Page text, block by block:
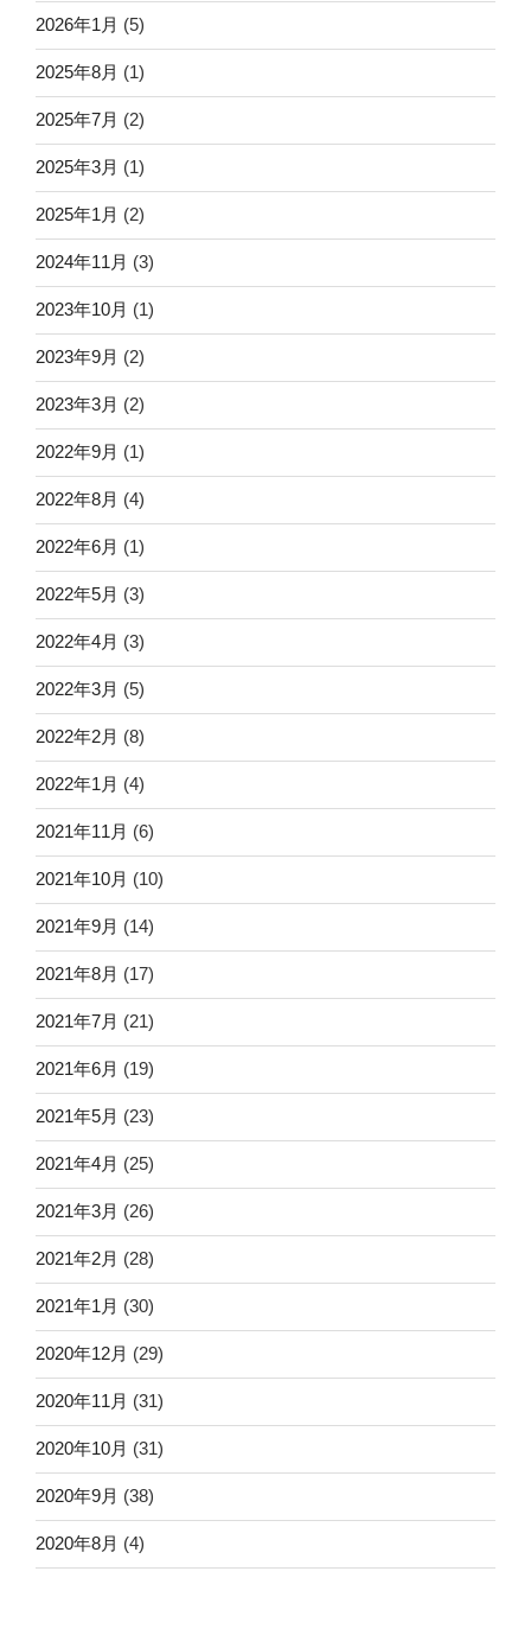
2026年1月 (5)
2025年8月 (1)
2025年7月 (2)
2025年3月 (1)
2025年1月 (2)
2024年11月 (3)
2023年10月 (1)
2023年9月 (2)
2023年3月 (2)
2022年9月 (1)
2022年8月 (4)
2022年6月 (1)
2022年5月 (3)
2022年4月 (3)
2022年3月 (5)
2022年2月 (8)
2022年1月 (4)
2021年11月 (6)
2021年10月 (10)
2021年9月 (14)
2021年8月 (17)
2021年7月 (21)
2021年6月 (19)
2021年5月 (23)
2021年4月 (25)
2021年3月 (26)
2021年2月 (28)
2021年1月 (30)
2020年12月 (29)
2020年11月 (31)
2020年10月 (31)
2020年9月 (38)
2020年8月 (4)